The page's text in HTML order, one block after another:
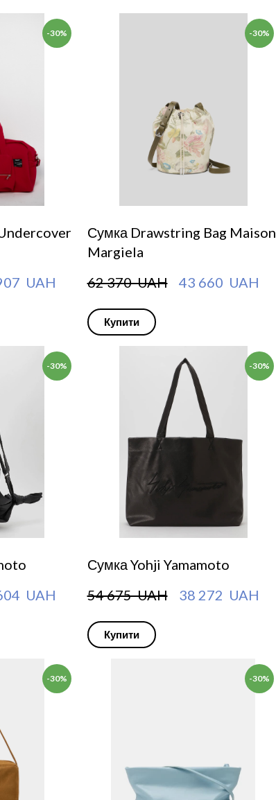
-30%
UAH
-30%
Сумка Drawstring Bag Maison
Margiela
62 370  UAH
43 660  UAH
Купити
-30%
UAH
-30%
Сумка Yohji Yamamoto
54 675  UAH
38 272  UAH
Купити
-30% -30%